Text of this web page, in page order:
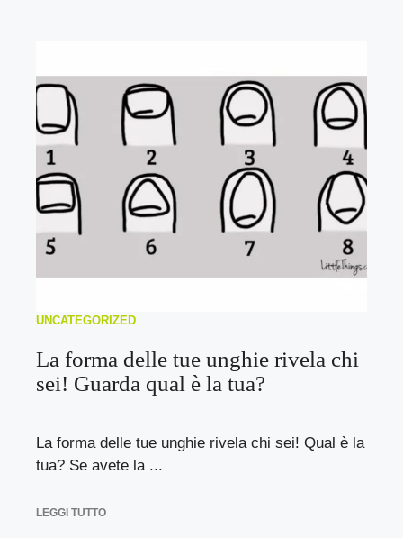
UNCATEGORIZED
La forma delle tue unghie rivela chi
sei! Guarda qual è la tua?
La forma delle tue unghie rivela chi sei! Qual è la
tua? Se avete la ...
LEGGI TUTTO